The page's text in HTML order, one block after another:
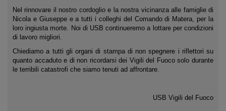
Nel rinnovare il nostro cordoglio e la nostra vicinanza alle famiglie di
Nicola e Giuseppe e a tutti i colleghi del Comando di Matera, per la
loro ingiusta morte. Noi di USB continueremo a lottare per condizioni
di lavoro migliori.
Chiediamo a tutti gli organi di stampa di non spegnere i riflettori su
quanto accaduto e di non ricordarsi dei Vigili del Fuoco solo durante
le terribili catastrofi che siamo tenuti ad affrontare.
USB Vigili del Fuoco